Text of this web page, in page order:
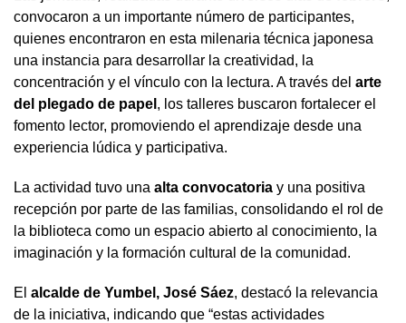
convocaron a un importante número de participantes,
quienes encontraron en esta milenaria técnica japonesa
una instancia para desarrollar la creatividad, la
concentración y el vínculo con la lectura. A través del arte
del plegado de papel , los talleres buscaron fortalecer el
fomento lector, promoviendo el aprendizaje desde una
experiencia lúdica y participativa.
La actividad tuvo una alta convocatoria y una positiva
recepción por parte de las familias, consolidando el rol de
la biblioteca como un espacio abierto al conocimiento, la
imaginación y la formación cultural de la comunidad.
El alcalde de Yumbel, José Sáez, destacó la relevancia
de la iniciativa, indicando que “estas actividades